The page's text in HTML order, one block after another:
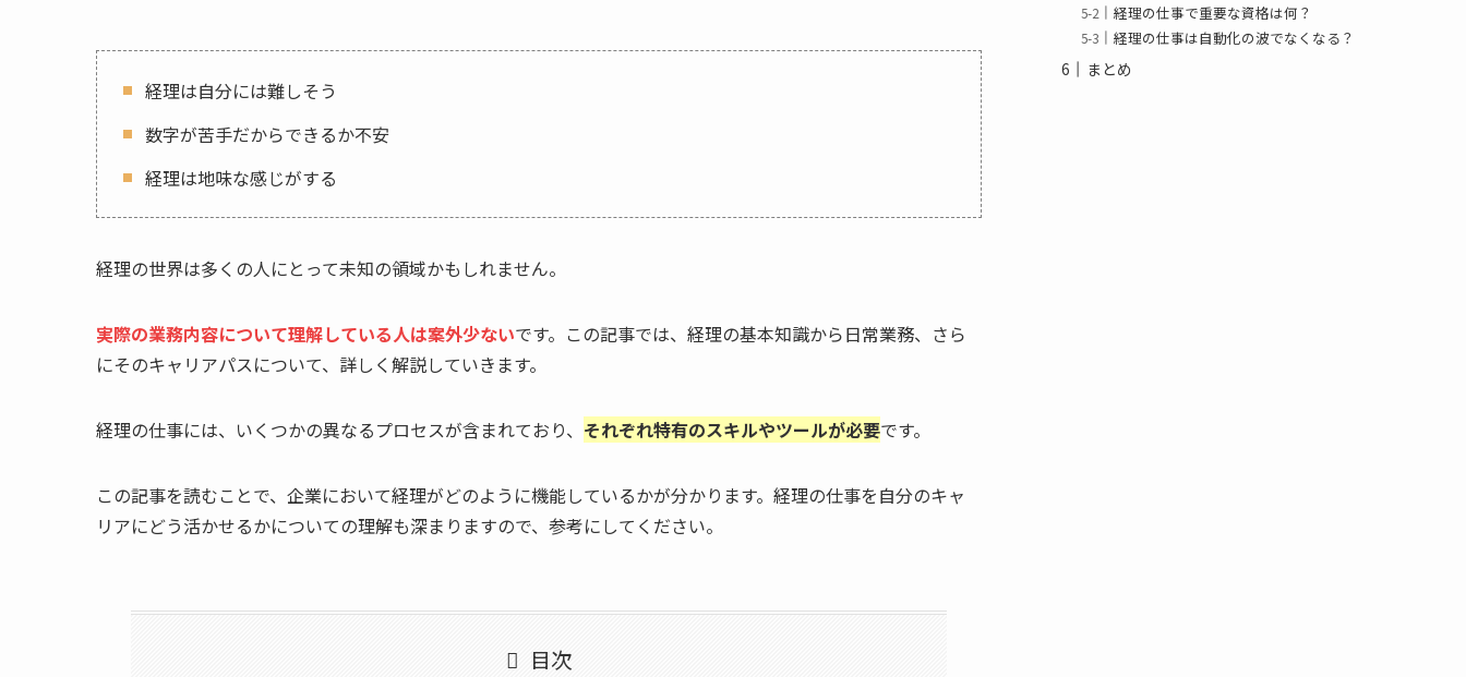
経理は自分には難しそう
数字が苦手だからできるか不安
経理は地味な感じがする
経理の世界は多くの人にとって未知の領域かもしれません。
実際の業務内容について理解している人は案外少ないです。この記事では、経理の基本知識から日常業務、さら
にそのキャリアパスについて、詳しく解説していきます。
経理の仕事には、いくつかの異なるプロセスが含まれており、 それぞれ特有のスキルやツールが必要です。
この記事を読むことで、企業において経理がどのように機能しているかが分かります。経理の仕事を自分のキャ
リアにどう活かせるかについての理解も深まりますので、参考にしてください。
目次
経理の仕事で重要な資格は何？
経理の仕事は自動化の波でなくなる？
まとめ